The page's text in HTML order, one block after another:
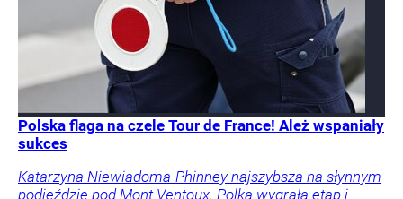
Polska flaga na czele Tour de France! Ależ wspaniały
sukces
Katarzyna Niewiadoma-Phinney najszybsza na słynnym
podjeździe pod Mont Ventoux. Polka wygrała etap i